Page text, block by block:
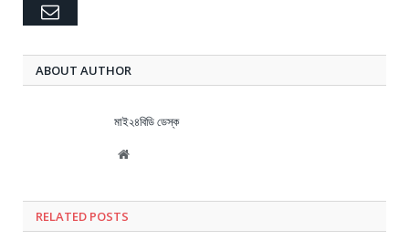
Email
ABOUT AUTHOR
মাই২৪বিডি ডেস্ক
Website
RELATED POSTS